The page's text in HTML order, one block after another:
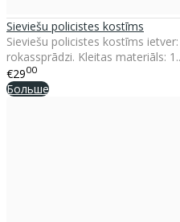
Sieviešu policistes kostīms
Sieviešu policistes kostīms
rokassprādzi. Kleitas materiāls: 1..
€2900
Больше